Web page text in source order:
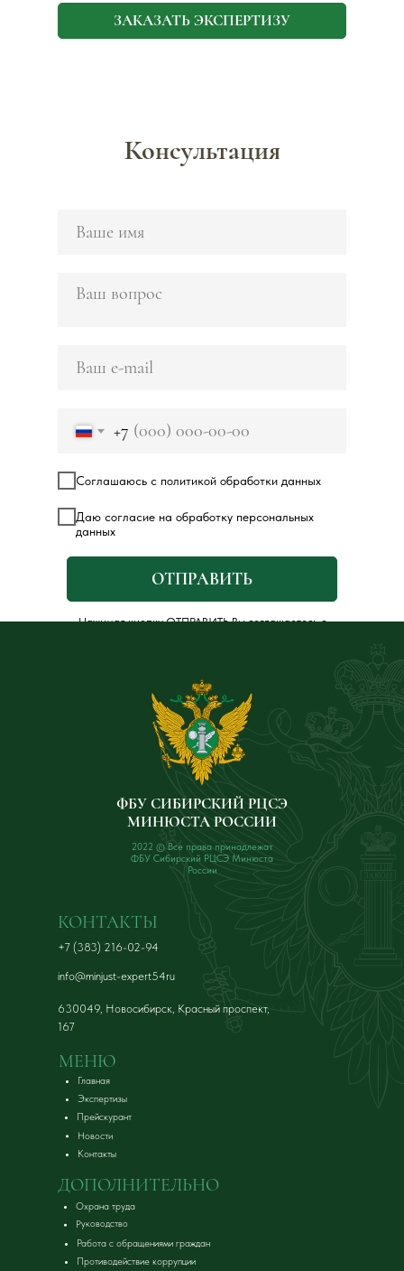
ЗАКАЗАТЬ ЭКСПЕРТИЗУ
Консультация
+7
Соглашаюсь с политикой обработки данных
Даю согласие на обработку персональных
данных
ОТПРАВИТЬ
Нажимая кнопку ОТПРАВИТЬ Вы соглашаетесь с
info@minjust-expert54ru
+7 (383) 216-02-94
630049, Новосибирск, Красный проспект,
167
КОНТАКТЫ
МЕНЮ
Главная
Экспертизы
Прейскурант
Новости
Контакты
Охрана труда
Руководство
Работа с обращениями граждан
ДОПОЛНИТЕЛЬНО
Противодействие коррупции
ФБУ СИБИРСКИЙ РЦСЭ
МИНЮСТА РОССИИ
2022 © Все права принадлежат
ФБУ Сибирский РЦСЭ Минюста
России